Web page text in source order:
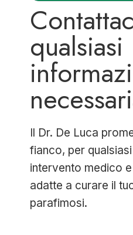
qualsiasi
Il Dr. De Luca
fianco, per
intervento medico
adatte a curare il
parafimosi.